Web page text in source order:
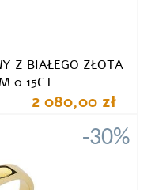
Z BIAŁEGO ZŁOTA
0.15CT
2 080,00 zł
-30%